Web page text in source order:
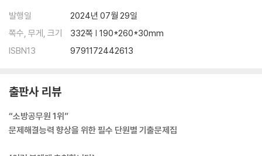
제7장 벌칙
제8장 제조소등 및 운반 등의 기술기준
제1장 총칙
제3장 소방시설공사
제4장 소방기술자
발행일
2024년 07월 29일
쪽수, 무게, 크기
332쪽 | 190*260*30mm
ISBN13
9791172442613
출판사 리뷰
“소방공무원 1위”
문제해결능력 향상을 위한 필수 단원별 기출문제집